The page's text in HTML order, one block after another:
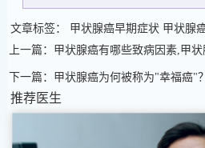
文章标签： 甲状腺癌早期症状 甲状腺
上一篇：甲状腺癌有哪些致病因素,甲状
下一篇：甲状腺癌为何被称为"幸福癌"
推荐医生